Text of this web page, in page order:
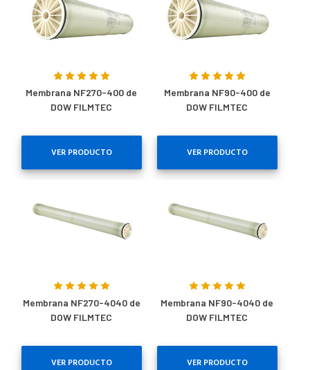
Membrana NF270-400 de
DOW FILMTEC
VER PRODUCTO
Membrana NF90-400 de
DOW FILMTEC
VER PRODUCTO
Membrana NF270-4040 de
DOW FILMTEC
VER PRODUCTO
Membrana NF90-4040 de
DOW FILMTEC
VER PRODUCTO